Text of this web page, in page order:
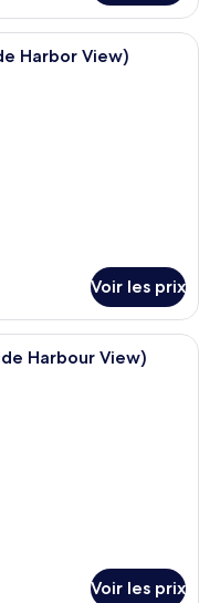
d’hôtel avec un
Harbor View)
Voir les prix
d’hôtel dotée d’une
Harbour View)
Voir les prix